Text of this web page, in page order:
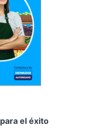
el éxito